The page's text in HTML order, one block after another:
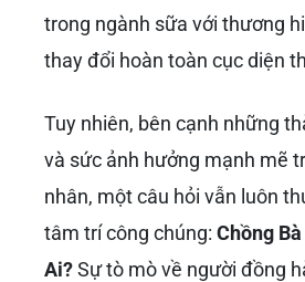
trong ngành sữa với thương
thay đổi hoàn toàn cục diện
Tuy nhiên, bên cạnh những
và sức ảnh hưởng mạnh mẽ
nhân, một câu hỏi vẫn luôn
tâm trí công chúng: Chồng
Ai?Sự tò mò về người đồng